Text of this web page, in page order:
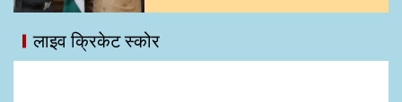
लाइव क्रिकेट स्कोर